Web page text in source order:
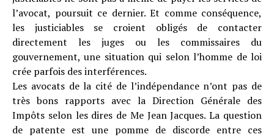
l’avocat, poursuit ce dernier. Et comme conséquence,
les justiciables se croient obligés de contacter
directement les juges ou les commissaires du
gouvernement, une situation qui selon l’homme de loi
crée parfois des interférences.
Les avocats de la cité de l’indépendance n’ont pas de
très bons rapports avec la Direction Générale des
Impôts selon les dires de Me Jean Jacques. La question
de patente est une pomme de discorde entre ces